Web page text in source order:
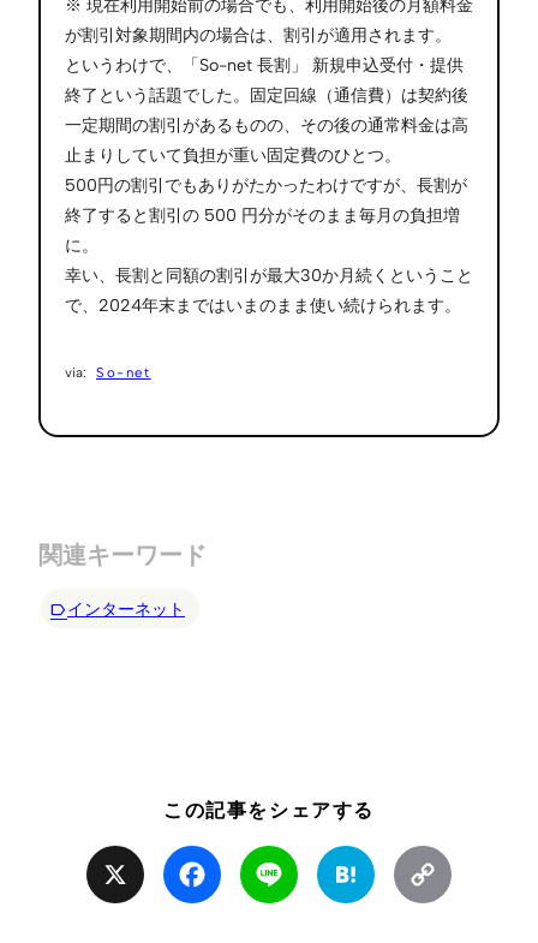
が割引対象期間内の場合は、割引が適用されます。
というわけで、「So-net 長割」 新規申込受付・提供
終了という話題でした。固定回線（通信費）は契約後
一定期間の割引があるものの、その後の通常料金は高
止まりしていて負担が重い固定費のひとつ。
500円の割引でもありがたかったわけですが、長割が
終了すると割引の 500 円分がそのまま毎月の負担増
に。
幸い、長割と同額の割引が最大30か月続くということ
で、2024年末まではいまのまま使い続けられます。
So-net
関連キーワード
インターネット
この記事をシェアする
Facebook Line Hatena